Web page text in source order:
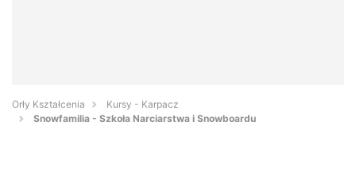
Orły Kształcenia
Kursy - Karpacz
Snowfamilia - Szkoła Narciarstwa i Snowboardu